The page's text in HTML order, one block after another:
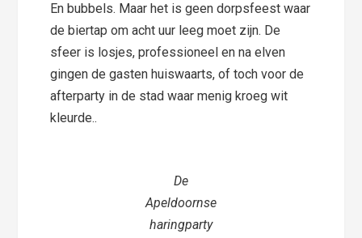
En bubbels. Maar het is geen dorpsfeest waar
de biertap om acht uur leeg moet zijn. De
sfeer is losjes, professioneel en na elven
gingen de gasten huiswaarts, of toch voor de
afterparty in de stad waar menig kroeg wit
kleurde..
De
Apeldoornse
haringparty